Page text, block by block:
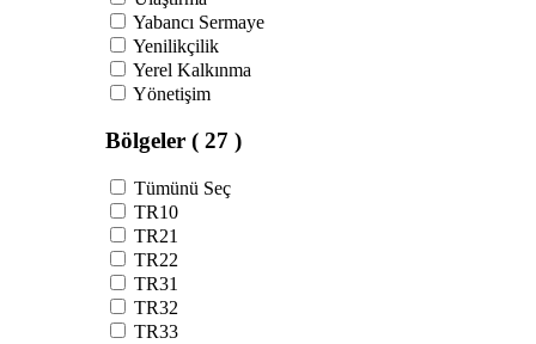
Yabancı Sermaye
Yenilikçilik
Yerel Kalkınma
Yönetişim
Bölgeler ( 27 )
Tümünü Seç
TR10
TR21
TR22
TR31
TR32
TR33